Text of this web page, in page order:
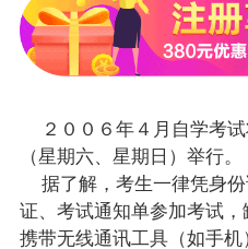
２００６年４月自学考
（星期六、星期日）举行。
据了解，考生一律凭身
证、考试通知单参加考试
携带无线通讯工具（如手机